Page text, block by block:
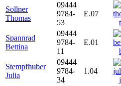
Sollner
Thomas
09444
9784-
53
E.07
Spannrad
Bettina
09444
9784-
11
E.01
Stempfhuber
Julia
09444
9784-
34
1.04